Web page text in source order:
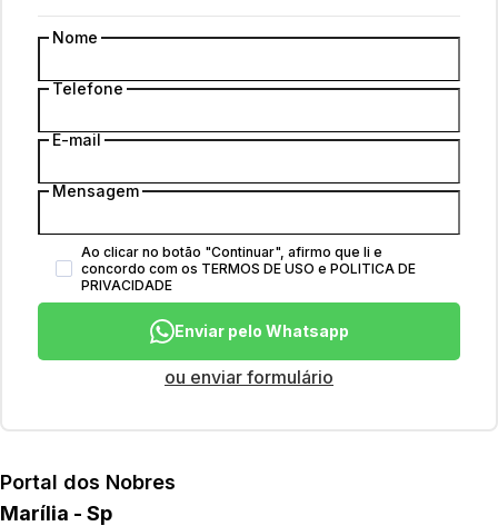
Portal dos Nobres
Marília - Sp
Nome
Telefone
E-mail
Mensagem
Ao clicar no botão "Continuar", afirmo que li e
concordo com os TERMOS DE USO e POLITICA DE
PRIVACIDADE
Enviar pelo Whatsapp
ou enviar formulário